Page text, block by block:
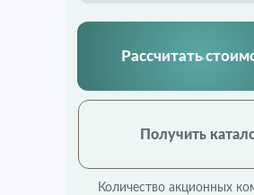
Количество акционных
Рассчитать
Получить